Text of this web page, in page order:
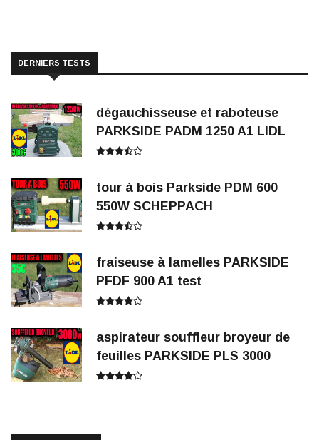
DERNIERS TESTS
dégauchisseuse et raboteuse
PARKSIDE PADM 1250 A1 LIDL
tour à bois Parkside PDM 600
550W SCHEPPACH
fraiseuse à lamelles PARKSIDE
PFDF 900 A1 test
aspirateur souffleur broyeur de
feuilles PARKSIDE PLS 3000